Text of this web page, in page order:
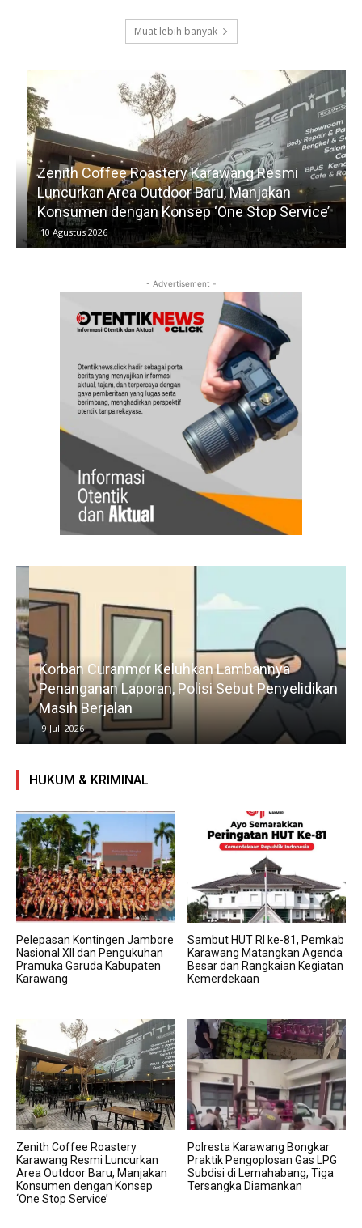
Muat lebih banyak
Zenith Coffee Roastery Karawang Resmi
Luncurkan Area Outdoor Baru, Manjakan
Konsumen dengan Konsep ‘One Stop Service’
10 Agustus 2026
- Advertisement -
Korban Curanmor Keluhkan Lambannya
Penanganan Laporan, Polisi Sebut Penyelidikan
Masih Berjalan
9 Juli 2026
HUKUM & KRIMINAL
Pelepasan Kontingen Jambore
Nasional XII dan Pengukuhan
Pramuka Garuda Kabupaten
Karawang
Sambut HUT RI ke-81, Pemkab
Karawang Matangkan Agenda
Besar dan Rangkaian Kegiatan
Kemerdekaan
Zenith Coffee Roastery
Karawang Resmi Luncurkan
Area Outdoor Baru, Manjakan
Konsumen dengan Konsep
‘One Stop Service’
Polresta Karawang Bongkar
Praktik Pengoplosan Gas LPG
Subdisi di Lemahabang, Tiga
Tersangka Diamankan